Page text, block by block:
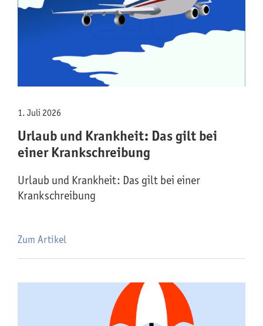
1. Juli 2026
Urlaub und Krankheit: Das gilt bei
einer Krankschreibung
Urlaub und Krankheit: Das gilt bei einer
Krankschreibung
Zum Artikel